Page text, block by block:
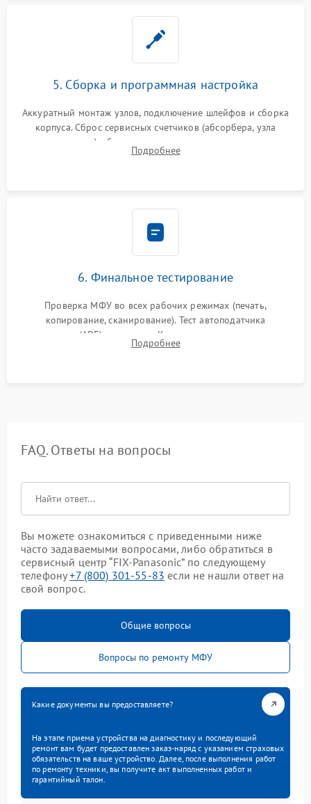
5. Сборка и программная настройка
Аккуратный монтаж узлов, подключение шлейфов и сборка
корпуса. Сброс сервисных счетчиков (абсорбера, узла
закрепления), обновление прошивки и программная
калибровка цветопередачи и позиционирования сканера.
Подробнее
6. Финальное тестирование
Проверка МФУ во всех рабочих режимах (печать,
копирование, сканирование). Тест автоподатчика
документов (ADF) и дуплекса. Контроль качества отпечатка
на отсутствие серого фона, полос и надежность запекания
Подробнее
FAQ. Ответы на вопросы
Вы можете ознакомиться с приведенными ниже
часто задаваемыми вопросами, либо обратиться в
сервисный центр “FIX-Panasonic” по следующему
телефону+7 (800) 301-55-83 если не нашли ответ на
свой вопрос.
Общие вопросы
Вопросы по ремонту МФУ
Какие документы вы предоставляете?
На этапе приема устройства на диагностику и последующий
ремонт вам будет предоставлен заказ-наряд с указанием страховых
обязательств на ваше устройство. Далее, после выполнения работ
по ремонту техники, вы получите акт выполненных работ и
гарантийный талон.